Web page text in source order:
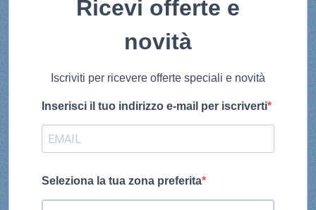
Ricevi offerte e
novità
Iscriviti per ricevere offerte speciali e novità
Inserisci il tuo indirizzo e-mail per iscriverti
Seleziona la tua zona preferita